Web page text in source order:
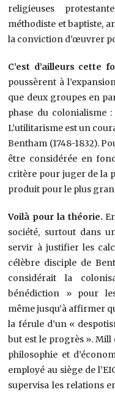
religieuses
méthodiste et baptiste,
la conviction d’œuvrer
C’est d’ailleurs cette
poussèrent à
que deux groupes en
phase du colonialisme
L’utilitarisme est un
Bentham (1748-1832).
être considérée en
critère pour juger de la
produit pour le plus
Voilà pour la théorie.
société, surtout dans
servir à justifier les
célèbre disciple de
considérait la
bénédiction » pour
même jusqu’à affirmer
la férule d’un «
but est le progrès ». Mill
philosophie et
employé au siège de
supervisa les relations